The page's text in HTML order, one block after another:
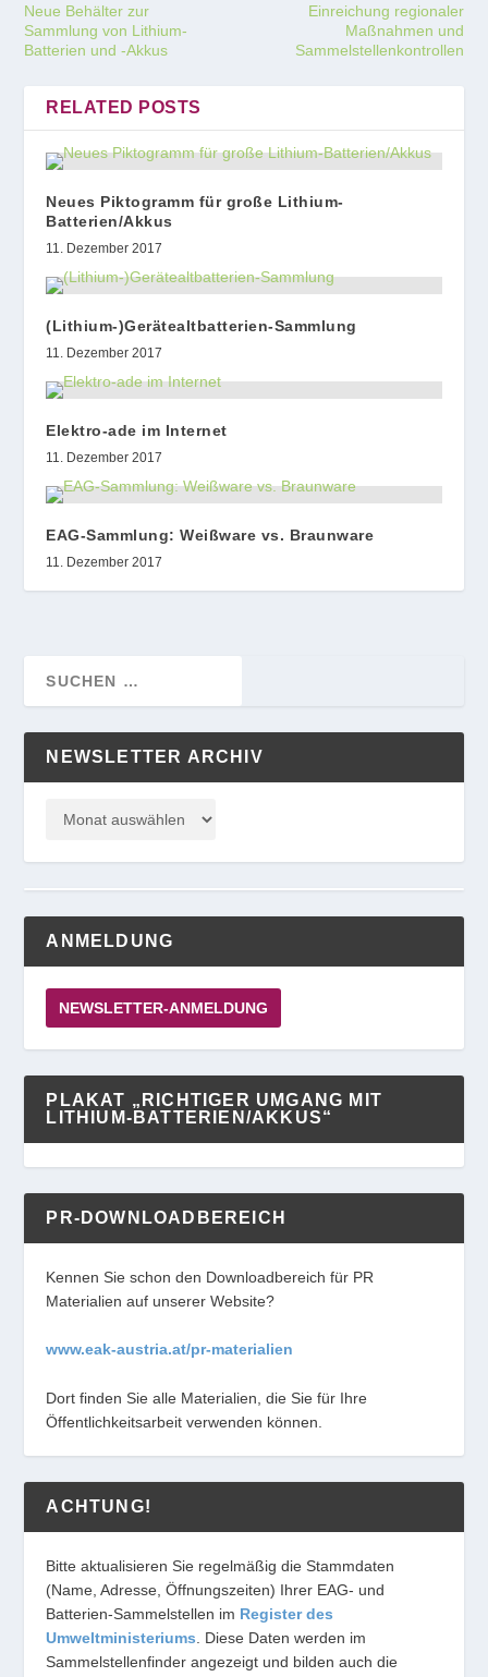
Neue Behälter zur
Sammlung von Lithium-
Batterien und -Akkus
Einreichung regionaler
Maßnahmen und
Sammelstellenkontrollen
RELATED POSTS
Neues Piktogramm für große Lithium-
Batterien/Akkus
11. Dezember 2017
(Lithium-)Gerätealtbatterien-Sammlung
11. Dezember 2017
Elektro-ade im Internet
11. Dezember 2017
EAG-Sammlung: Weißware vs. Braunware
11. Dezember 2017
NEWSLETTER ARCHIV
ANMELDUNG
NEWSLETTER-ANMELDUNG
PLAKAT „RICHTIGER UMGANG MIT
LITHIUM-BATTERIEN/AKKUS“
PR-DOWNLOADBEREICH
Kennen Sie schon den Downloadbereich für PR
Materialien auf unserer Website?
www.eak-austria.at/pr-materialien
Dort finden Sie alle Materialien, die Sie für Ihre
Öffentlichkeitsarbeit verwenden können.
ACHTUNG!
Bitte aktualisieren Sie regelmäßig die Stammdaten
(Name, Adresse, Öffnungszeiten) Ihrer EAG- und
Batterien-Sammelstellen im Register des
Umweltministeriums . Diese Daten werden im
Sammelstellenfinder angezeigt und bilden auch die